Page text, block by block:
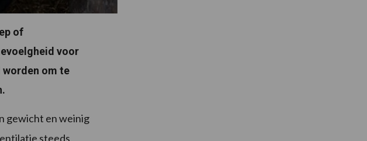
of
voor
worden om te
gewicht en weinig
steeds